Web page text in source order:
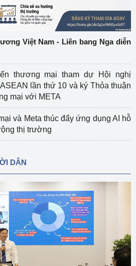
Việt Nam - Liên bang Nga diễn
thương mại tham dự Hội nghị
lần thứ 10 và ký Thỏa thuận
mại với META
và Meta thúc đẩy ứng dụng AI hỗ
thị trường
DÂN